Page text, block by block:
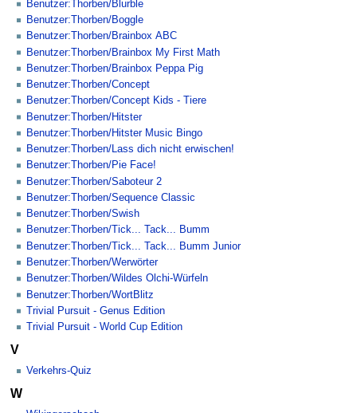
Benutzer:Thorben/Blurble
Benutzer:Thorben/Boggle
Benutzer:Thorben/Brainbox ABC
Benutzer:Thorben/Brainbox My First Math
Benutzer:Thorben/Brainbox Peppa Pig
Benutzer:Thorben/Concept
Benutzer:Thorben/Concept Kids - Tiere
Benutzer:Thorben/Hitster
Benutzer:Thorben/Hitster Music Bingo
Benutzer:Thorben/Lass dich nicht erwischen!
Benutzer:Thorben/Pie Face!
Benutzer:Thorben/Saboteur 2
Benutzer:Thorben/Sequence Classic
Benutzer:Thorben/Swish
Benutzer:Thorben/Tick... Tack... Bumm
Benutzer:Thorben/Tick... Tack... Bumm Junior
Benutzer:Thorben/Werwörter
Benutzer:Thorben/Wildes Olchi-Würfeln
Benutzer:Thorben/WortBlitz
Trivial Pursuit - Genus Edition
Trivial Pursuit - World Cup Edition
V
Verkehrs-Quiz
W